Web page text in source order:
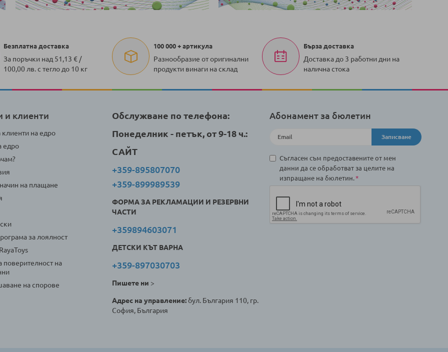
Безплатна доставка
За поръчки над 51,13 € /
100,00 лв. с тегло до 10 кг
100 000 + артикула
Разнообразие от оригинални
продукти винаги на склад
Бърза доставка
Доставка до 3 работни дни на
налична стока
и клиенти
клиенти на едро
едро
на плащане
за лоялност
поверителност на
на спорове
Обслужване по телефона:
Понеделник - петък, от 9-18 ч.:
САЙТ
+359-895807070
+359-899989539
ФОРМА ЗА РЕКЛАМАЦИИ И РЕЗЕРВНИ
ЧАСТИ
+359894603071
ДЕТСКИ КЪТ ВАРНА
+359-897030703
Пишете ни >
Адрес на управление:бул. България 110, гр.
София, България
Абонамент за бюлетин
Записване
Съгласен съм предоставените от мен
данни да се обработват за целите на
изпращане на бюлетин.